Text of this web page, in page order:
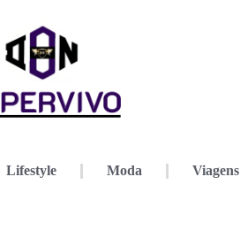
Lifestyle Moda Viagens